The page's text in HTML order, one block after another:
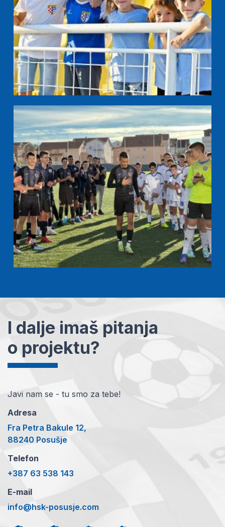
I dalje imaš pitanja
o projektu?
Javi nam se - tu smo za tebe!
Adresa
Fra Petra Bakule 12,
88240 Posušje
Telefon
+387 63 538 143
E-mail
info@hsk-posusje.com